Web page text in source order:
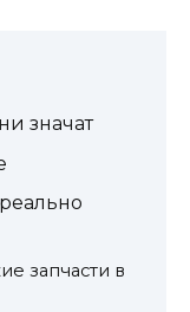
значат
запчасти в